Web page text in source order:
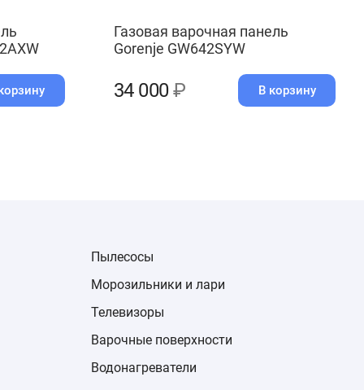
Газовая варочная панель
Gorenje GW642SYW
34 000₽ В корзину
Пылесосы
Морозильники и лари
Телевизоры
Варочные поверхности
Водонагреватели